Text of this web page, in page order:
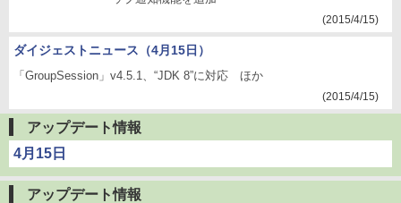
(2015/4/15)
ダイジェストニュース（4月15日）
「GroupSession」v4.5.1、“JDK 8”に対応 ほか
(2015/4/15)
アップデート情報
4月15日
アップデート情報